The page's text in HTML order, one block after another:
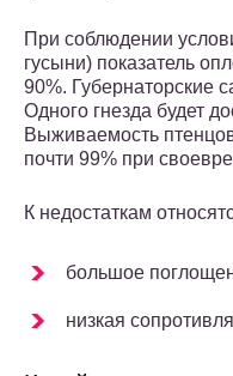
При соблюдении
гусыни) показатель
90%. Губернаторские
Одного гнезда будет
Выживаемость
почти 99% при
К недостаткам
большое
низкая